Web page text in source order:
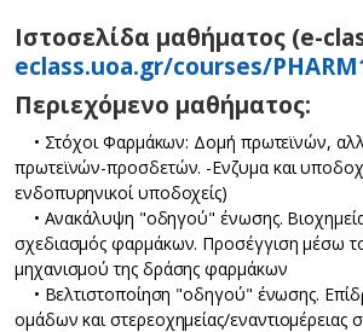
Iστοσελίδα μαθήματος (e-
eclass.uoa.gr/courses/
Περιεχόμενο μαθήματος:
• Στόχοι Φαρμάκων: Δομή πρωτεϊνών,
πρωτεϊνών-προσδετών. -Ενζυμα και
ενδοπυρηνικοί υποδοχείς)
• Ανακάλυψη "οδηγού" ένωσης.
σχεδιασμός φαρμάκων. Προσέγγιση μέσω
μηχανισμού της δράσης φαρμάκων
• Βελτιστοποίηση "οδηγού" ένωσης.
ομάδων και στερεοχημείας/εναντιομέρειας